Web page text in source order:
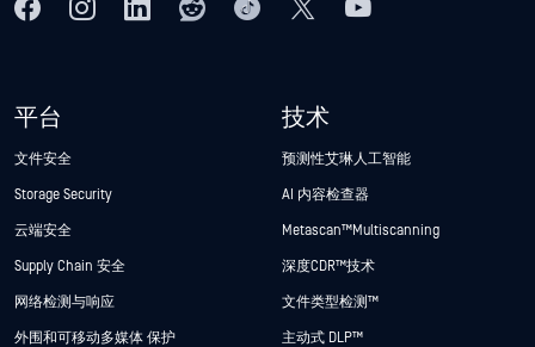
平台
文件安全
Storage Security
云端安全
Supply Chain 安全
网络检测与响应
外围和可移动多媒体 保护
技术
预测性艾琳人工智能
AI 内容检查器
Metascan™ Multiscanning
深度CDR™技术
文件类型检测™
主动式 DLP™